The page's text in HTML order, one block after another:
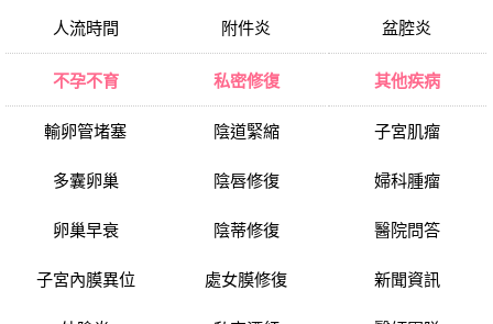
人流時間 附件炎 盆腔炎
不孕不育
輸卵管堵塞
多囊卵巢
卵巢早衰
子宮內膜異位
私密修復
陰道緊縮
陰唇修復
陰蒂修復
處女膜修復
其他疾病
子宮肌瘤
婦科腫瘤
醫院問答
新聞資訊